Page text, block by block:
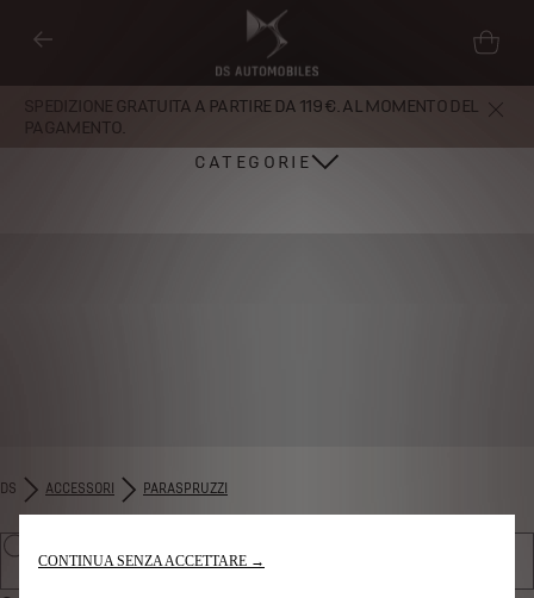
SPEDIZIONE GRATUITA A PARTIRE DA 119 €. AL MOMENTO DEL
PAGAMENTO.
CATEGORIE
DS ACCESSORI PARASPRUZZI
CONTINUA SENZA ACCETTARE →
Utilizziamo cookie e/o altri strumenti di tracciamento (gli “Strumenti”) per
assicurarci di offrirti la migliore esperienza sul nostro sito web. Essi ci